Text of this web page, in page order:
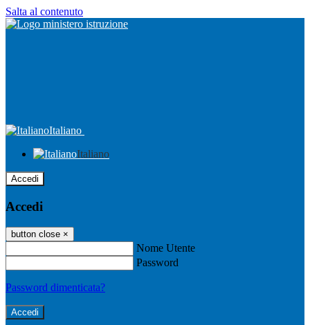
Salta al contenuto
Italiano
Italiano
Accedi
Accedi
button close ×
Nome Utente
Password
Password dimenticata?